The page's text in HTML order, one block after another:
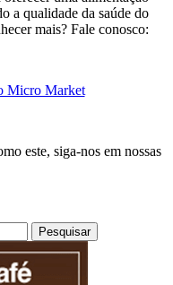
a qualidade da saúde do
mais? Fale conosco:
Micro Market
este, siga-nos em nossas